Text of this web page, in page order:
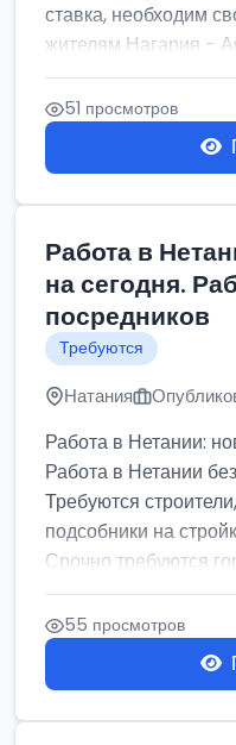
ставка, необходим
жителям Нагария -
51 просмотров
Работа в
на сегодня.
посредников
Требуются
Натания
Работа в Нетании:
Работа в Нетании
Требуются
подсобники на
Срочно требуются
55 просмотров